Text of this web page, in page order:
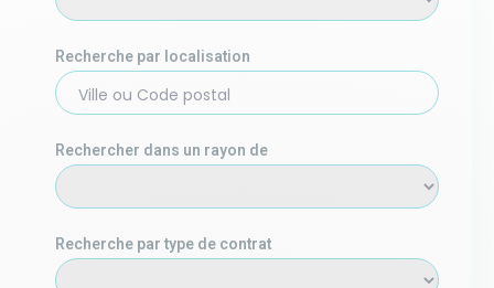
Recherche par localisation
Ville ou Code postal
Rechercher dans un rayon de
Recherche par type de contrat